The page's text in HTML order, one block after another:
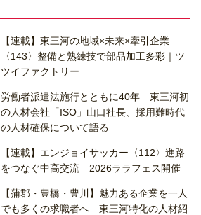
【連載】東三河の地域×未来×牽引企業
〈143〉整備と熟練技で部品加工多彩｜ツ
ツイファクトリー
労働者派遣法施行とともに40年 東三河初
の人材会社「ISO」山口社長、採用難時代
の人材確保について語る
【連載】エンジョイサッカー〈112〉進路
をつなぐ中高交流 2026ララフェス開催
【蒲郡・豊橋・豊川】魅力ある企業を一人
でも多くの求職者へ 東三河特化の人材紹